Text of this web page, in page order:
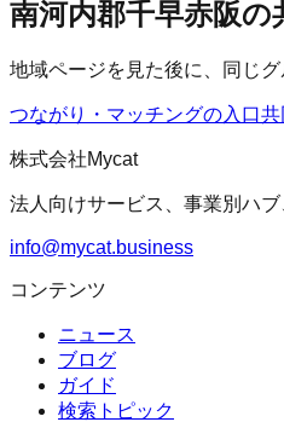
南河内郡千早赤阪
地域ページを見た後に、同じ
つながり・マッチングの入口共
株式会社Mycat
法人向けサービス、事業別ハ
info@mycat.business
コンテンツ
ニュース
ブログ
ガイド
検索トピック